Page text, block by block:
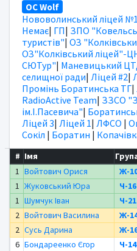
OC Wolf
Нововолинський ліцей №1
Немає| ГП| ЗПО
туристів"| ОЗ
ОЗ"Колківський ліцей"-
СЮТур"| Маневицький
селищної ради| Ліцей #2|
Промінь Боратинська ТГ|
RadioActive Team| ЗЗСО
ім.І.Пасевича"|
Ліцей 3| Ліцей 1| ЛФСО |
Сокіл | Боратин |
# Імя
1 Войтович Орися Ж-
1 Жуковський Юра Ч-16
1 Шумчук Іван Ч-21
2 Войтович Василина Ж-
2 Сусь Дарина Ж-
6 Бондареенко Єгор Ч-14